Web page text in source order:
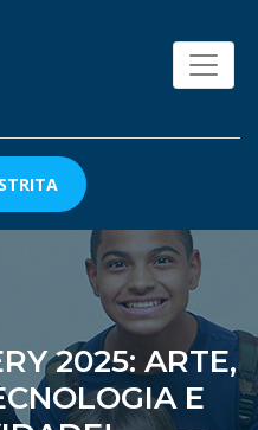
2025: ARTE,
E